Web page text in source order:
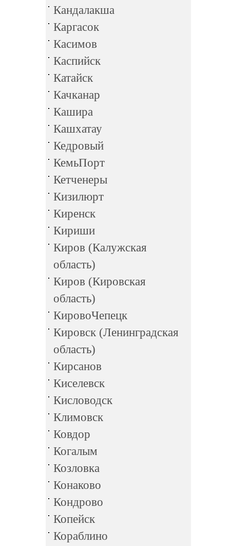
Кандалакша
Каргасок
Касимов
Каспийск
Катайск
Качканар
Кашира
Кашхатау
Кедровый
КемьПорт
Кетченеры
Кизилюрт
Киренск
Кириши
Киров (Калужская
область)
Киров (Кировская
область)
КировоЧепецк
Кировск (Ленинградская
область)
Кирсанов
Киселевск
Кисловодск
Климовск
Ковдор
Когалым
Козловка
Конаково
Кондрово
Копейск
Кораблино